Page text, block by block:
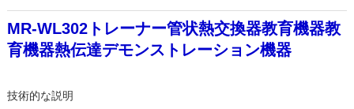
MR-WL302トレーナー管状熱交換器教育機器教
育機器熱伝達デモンストレーション機器
技術的な説明